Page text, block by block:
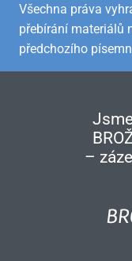
Všechna práva
přebírání materiálů
předchozího
–